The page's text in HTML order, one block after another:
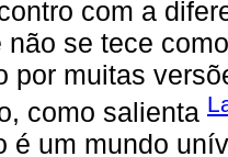
com a
não se tece
por muitas
como salienta
é um mundo